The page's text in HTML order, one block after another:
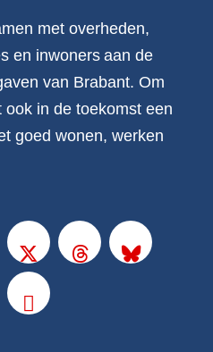
met overheden,
en inwoners aan de
van Brabant. Om
in de toekomst een
goed wonen, werken
X